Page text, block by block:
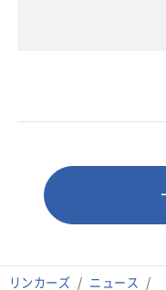
リンカーズ
ニュース